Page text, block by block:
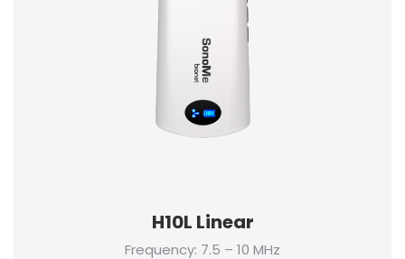
H10L Linear
Frequency: 7.5 – 10 MHz